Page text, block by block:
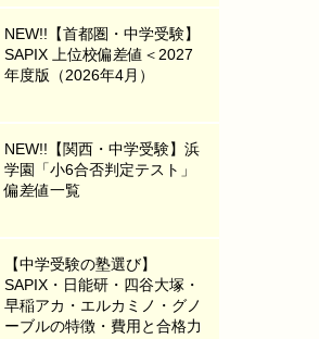
NEW!!【首都圏・中学受験】
SAPIX 上位校偏差値＜2027
年度版（2026年4月）
NEW!!【関西・中学受験】浜
学園「小6合否判定テスト」
偏差値一覧
【中学受験の塾選び】
SAPIX・日能研・四谷大塚・
早稲アカ・エルカミノ・グノ
ーブルの特徴・費用と合格力